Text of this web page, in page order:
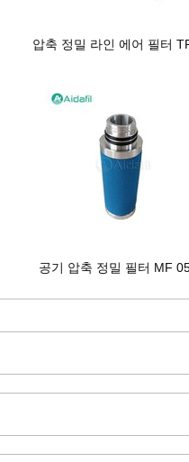
압축 정밀 라인 에어 필터
공기 압축 정밀 필터 MF